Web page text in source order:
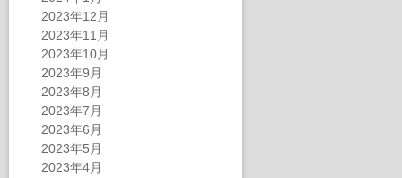
2023年12月
2023年11月
2023年10月
2023年9月
2023年8月
2023年7月
2023年6月
2023年5月
2023年4月